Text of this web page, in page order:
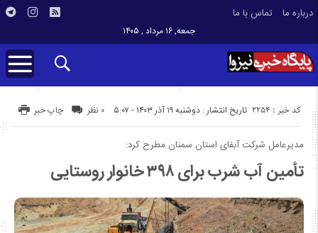
درباره ما تماس با ما
جمعه, ۱۶ مرداد , ۱۴۰۵
تاریخ انتشار : دوشنبه ۱۹ آذر ۱۴۰۳ - ۵:۰۷ کد خبر : 2254 چاپ خبر ۰ نظر
مدیرعامل شرکت آبفای استان سمنان مطرح کرد:
تأمین آب شرب برای ۳۹۸ خانوار روستایی